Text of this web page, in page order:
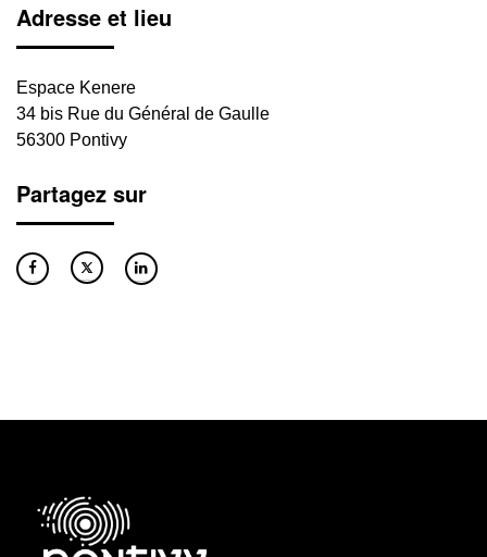
Adresse et lieu
Espace Kenere
34 bis Rue du Général de Gaulle
56300 Pontivy
Partagez sur